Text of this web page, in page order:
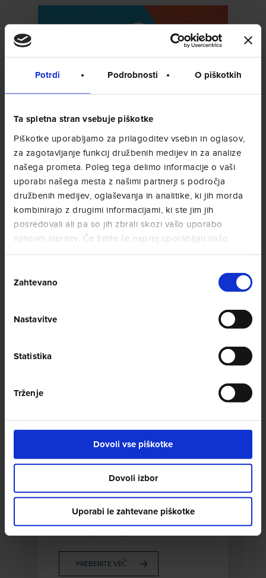
Potrdi Podrobnosti O piškotkih
Ta spletna stran vsebuje piškotke
Piškotke uporabljamo za prilagoditev vsebin in oglasov,
za zagotavljanje funkcij družbenih medijev in za analize
našega prometa. Poleg tega delimo informacije o vaši
uporabi našega mesta z našimi partnerji s področja
družbenih medijev, oglaševanja in analitike, ki jih morda
kombinirajo z drugimi informacijami, ki ste jim jih
posredovali ali pa so jih zbrali skozi vašo uporabo
njihovih storitev. Če želite še naprej uporabljati našo
spletno stran, se morate strinjati z uporabo piškotkov.
soglasja
Zahtevano
Nastavitve
Statistika
Trženje
Dovoli vse piškotke
Dovoli izbor
Uporabi le zahtevane piškotke
QUALITÀ DECAFFEINATO
Odlične vrste kave, združene v
brezkofeinski mešanici nežnega in
prijetnega okusa.
PREBERITE VEČ
QUALITÀ EXTRA BAR
Eksplozija pozitivnih občutij,
značilnih za dežele Srednje
in Južne Amerike, z izrazitim, sadnim
PREBERITE VEČ